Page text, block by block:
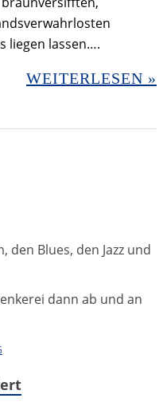
liegen lassen….
WEITERLESEN »
den Blues, den Jazz und
dann ab und an